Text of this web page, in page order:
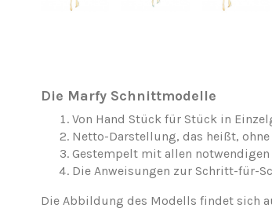
Die Marfy Schnittmodelle
Von Hand Stück für Stück in
Netto-Darstellung, das heißt, ohne
Gestempelt mit allen
Die Anweisungen zur Schritt-für-
Die Abbildung des Modells findet sich